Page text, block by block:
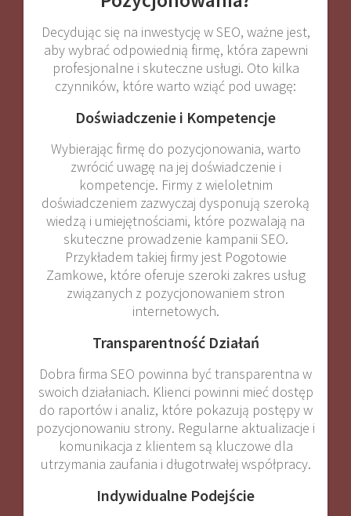
Decydując się na inwestycję w SEO, ważne jest,
aby wybrać odpowiednią firmę, która zapewni
profesjonalne i skuteczne usługi. Oto kilka
czynników, które warto wziąć pod uwagę:
Doświadczenie i Kompetencje
Wybierając firmę do pozycjonowania, warto
zwrócić uwagę na jej doświadczenie i
kompetencje. Firmy z wieloletnim
doświadczeniem zazwyczaj dysponują szeroką
wiedzą i umiejętnościami, które pozwalają na
skuteczne prowadzenie kampanii SEO.
Przykładem takiej firmy jest Pogotowie
Zamkowe, które oferuje szeroki zakres usług
związanych z pozycjonowaniem stron
internetowych.
Transparentność Działań
Dobra firma SEO powinna być transparentna w
swoich działaniach. Klienci powinni mieć dostęp
do raportów i analiz, które pokazują postępy w
pozycjonowaniu strony. Regularne aktualizacje i
komunikacja z klientem są kluczowe dla
utrzymania zaufania i długotrwałej współpracy.
Indywidualne Podejście